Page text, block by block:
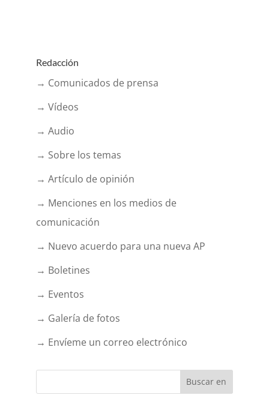
Redacción
→ Comunicados de prensa
→ Vídeos
→ Audio
→ Sobre los temas
→ Artículo de opinión
→ Menciones en los medios de
comunicación
→ Nuevo acuerdo para una nueva AP
→ Boletines
→ Eventos
→ Galería de fotos
→ Envíeme un correo electrónico